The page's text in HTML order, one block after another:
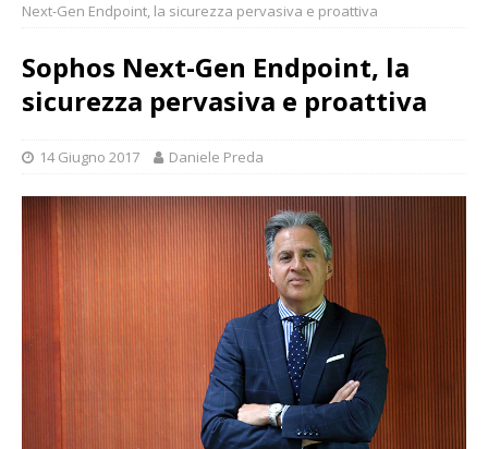
Next-Gen Endpoint, la sicurezza pervasiva e proattiva
Sophos Next-Gen Endpoint, la
sicurezza pervasiva e proattiva
14 Giugno 2017 Daniele Preda